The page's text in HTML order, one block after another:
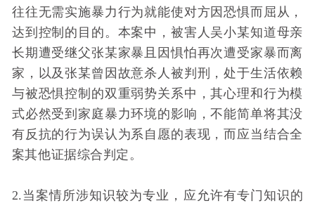
往往无需实施暴力行为就能使对方因恐惧而屈从，
达到控制的目的。本案中，被害人吴小某知道母亲
长期遭受继父张某家暴且因惧怕再次遭受家暴而离
家，以及张某曾因故意杀人被判刑，处于生活依赖
与被恐惧控制的双重弱势关系中，其心理和行为模
式必然受到家庭暴力环境的影响，不能简单将其没
有反抗的行为误认为系自愿的表现，而应当结合全
案其他证据综合判定。
2.当案情所涉知识较为专业，应允许有专门知识的